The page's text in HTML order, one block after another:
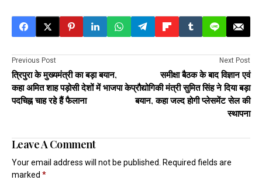
Previous Post
त्रिपुरा के मुख्यमंत्री का बड़ा बयान,
कहा अमित शाह पड़ोसी देशों में भाजपा के
पदचिह्न चाह रहे हैं फैलाना
Next Post
समीक्षा बैठक के बाद विज्ञान एवं
प्रौद्योगिकी मंत्री सुमित सिंह ने दिया बड़ा
बयान, कहा जल्द होगी प्लेसमेंट सेल की
स्थापना
Leave A Comment
Your email address will not be published.
Required fields are
marked *